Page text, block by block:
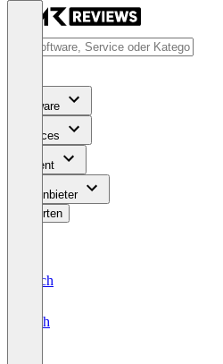
Software
Services
Content
Für Anbieter
Bewerten
Deutsch
English